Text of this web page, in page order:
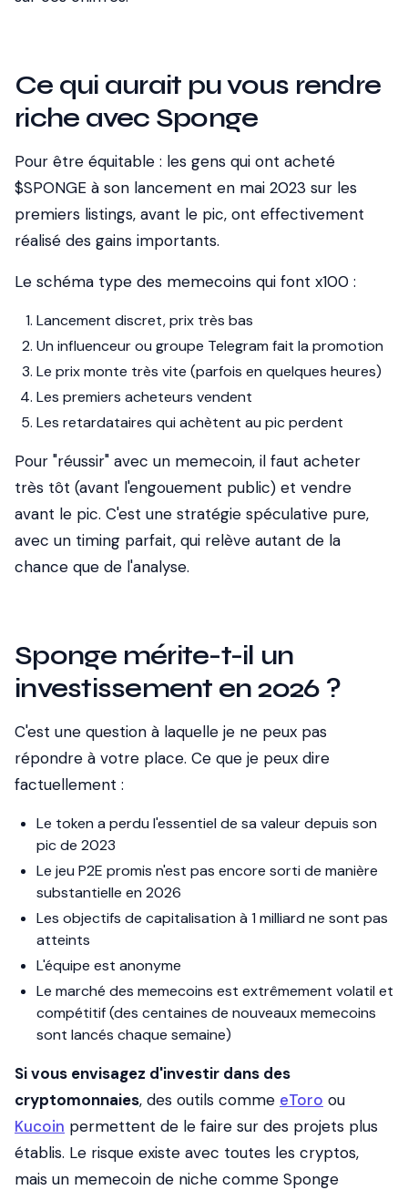
Ce qui aurait pu vous rendre
riche avec Sponge
Pour être équitable : les gens qui ont acheté
$SPONGE à son lancement en mai 2023 sur les
premiers listings, avant le pic, ont effectivement
réalisé des gains importants.
Le schéma type des memecoins qui font x100 :
Lancement discret, prix très bas
Un influenceur ou groupe Telegram fait la promotion
Le prix monte très vite (parfois en quelques heures)
Les premiers acheteurs vendent
Les retardataires qui achètent au pic perdent
Pour "réussir" avec un memecoin, il faut acheter
très tôt (avant l'engouement public) et vendre
avant le pic. C'est une stratégie spéculative pure,
avec un timing parfait, qui relève autant de la
chance que de l'analyse.
Sponge mérite-t-il un
investissement en 2026 ?
C'est une question à laquelle je ne peux pas
répondre à votre place. Ce que je peux dire
factuellement :
Le token a perdu l'essentiel de sa valeur depuis son
pic de 2023
Le jeu P2E promis n'est pas encore sorti de manière
substantielle en 2026
Les objectifs de capitalisation à 1 milliard ne sont pas
atteints
L'équipe est anonyme
Le marché des memecoins est extrêmement volatil et
compétitif (des centaines de nouveaux memecoins
sont lancés chaque semaine)
Si vous envisagez d'investir dans des
cryptomonnaies, des outils comme eToro ou
Kucoin permettent de le faire sur des projets plus
établis. Le risque existe avec toutes les cryptos,
mais un memecoin de niche comme Sponge